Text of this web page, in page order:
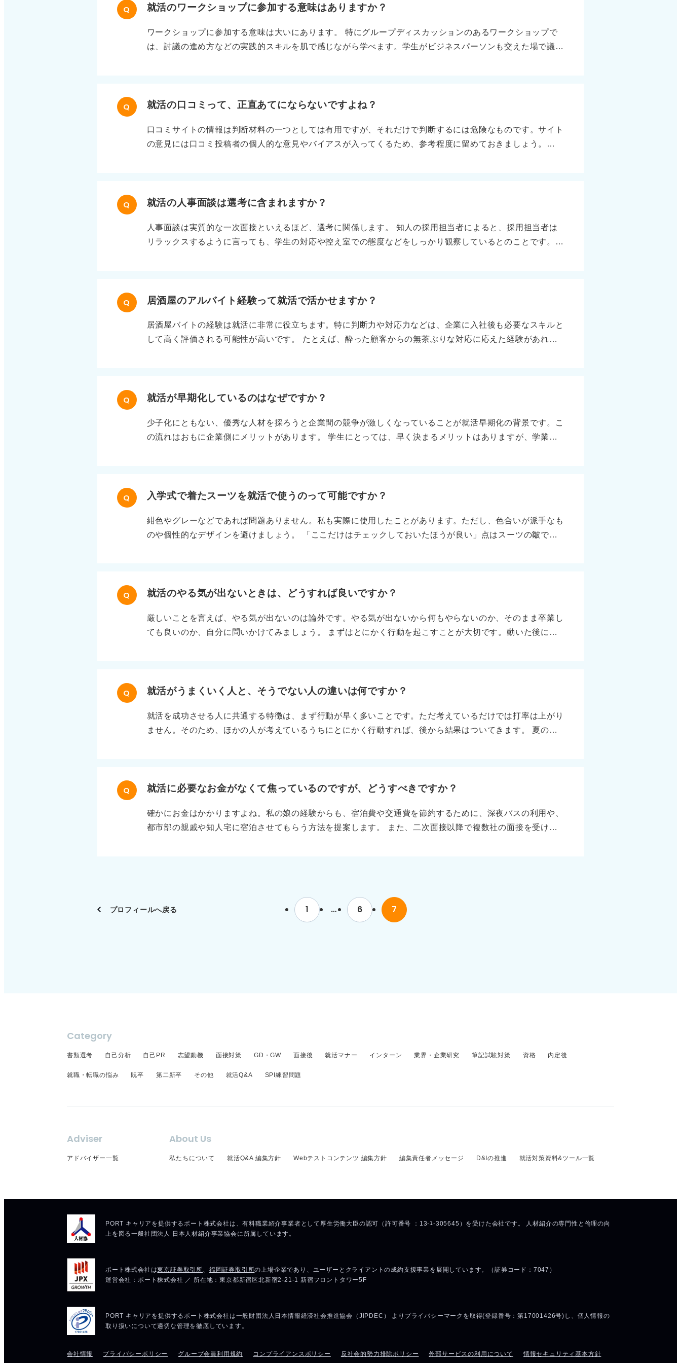
Q 就活のワークショップに参加する意味はありますか？
ワークショップに参加する意味は大いにあります。 特にグループディスカッションのあるワークショップで
は、討議の進め方などの実践的スキルを肌で感じながら学べます。学生がビジネスパーソンも交えた場で議論
出る前の早い段階で行くことをおすすめします。
Q 就活の口コミって、正直あてにならないですよね？
口コミサイトの情報は判断材料の一つとしては有用ですが、それだけで判断するには危険なものです。サイト
の意見には口コミ投稿者の個人的な意見やバイアスが入ってくるため、参考程度に留めておきましょう。
ておくことも検討してみてください。 あるいは、企業の過去のニュースを調べることも有効です。噂ではな
は、企業を詳細に調査するきっかけになるかもしれません。 口コミがあてにならないとまでは言い切れませ
んが、内容に一喜一憂せず、OB・OG訪問などを活用してより信頼できる声を集め、自分で判断することが大
Q 就活の人事面談は選考に含まれますか？
人事面談は実質的な一次面接といえるほど、選考に関係します。 知人の採用担当者によると、採用担当者は
リラックスするように言っても、学生の対応や控え室での態度などをしっかり観察しているとのことです。だ
たとしても、採用担当者のなかにあなたの印象は残るものです。常に面接だという意識を持って臨みましょ
Q 居酒屋のアルバイト経験って就活で活かせますか？
居酒屋バイトの経験は就活に非常に役立ちます。特に判断力や対応力などは、企業に入社後も必要なスキルと
して高く評価される可能性が高いです。 たとえば、酔った顧客からの無茶ぶりな対応に応えた経験があれ
に対応しました」というストーリーを語ると、説得力を持って伝えられます。採用担当者としても、そのよう
Q 就活が早期化しているのはなぜですか？
少子化にともない、優秀な人材を採ろうと企業間の競争が激しくなっていることが就活早期化の背景です。こ
の流れはおもに企業側にメリットがあります。 学生にとっては、早く決まるメリットはありますが、学業を
要です。この流れであれば、3年生の夏休みにインターンに参加できます。 質問者さんは3年生のため、もし
が重要です。
Q 入学式で着たスーツを就活で使うのって可能ですか？
紺色やグレーなどであれば問題ありません。私も実際に使用したことがあります。ただし、色合いが派手なも
のや個性的なデザインを避けましょう。 「ここだけはチェックしておいたほうが良い」点はスーツの皺で
記のように、最低限のルールさえ守っていれば、入学時のスーツを就活で使用してもまったく問題ありませ
Q 就活のやる気が出ないときは、どうすれば良いですか？
厳しいことを言えば、やる気が出ないのは論外です。やる気が出ないから何もやらないのか、そのまま卒業し
ても良いのか、自分に問いかけてみましょう。 まずはとにかく行動を起こすことが大切です。動いた後に自
う。まずは5分でも10分でもいいので、「この時間は就活に使う」と決めてください。心理的負担が減って取
が下がります。自分のやりたいことはなかなか出てきませんが、やりたくないことは意外と明確なものです。
やりたくないことをはっきりさせた後に、「これをやらなくて良い仕事は何があるか」と探してみましょう。
Q 就活がうまくいく人と、そうでない人の違いは何ですか？
就活を成功させる人に共通する特徴は、まず行動が早く多いことです。ただ考えているだけでは打率は上がり
ません。そのため、ほかの人が考えているうちにとにかく行動すれば、後から結果はついてきます。 夏のイ
「何ができるか」「逆に何ができないか」を知っている人は強いです。 自己分析の強化として、友人や就職
面接をする面接官には見破られます。自分の本心を自分の言葉で語るほうが面接官に響くものです。 最後
に、柔軟性があることとと切り替えが早いことも大切です。不採用でも落ち込みすぎず、「じゃあ次に行こ
Q 就活に必要なお金がなくて焦っているのですが、どうすべきですか？
確かにお金はかかりますよね。私の娘の経験からも、宿泊費や交通費を節約するために、深夜バスの利用や、
都市部の親戚や知人宅に宿泊させてもらう方法を提案します。 また、二次面接以降で複数社の面接を受ける
ださい。最後まで踏みとどまって頑張ってほしいです。 ちなみに、質問者さんの場合は当てはまりません
が、都市部から地方（地元）への面接に行くケースでは、地方自治体からの交通費補助がある場合もありま
1 … 6 7
プロフィールへ戻る
Category
書類選考 自己分析 自己PR 志望動機 面接対策 GD・GW 面接後 就活マナー インターン 業界・企業研究 筆記試験対策 資格 内定後
就職・転職の悩み 既卒 第二新卒 その他 就活Q&A SPI練習問題
Adviser
アドバイザー一覧
About Us
私たちについて 就活Q&A 編集方針 Webテストコンテンツ 編集方針 編集責任者メッセージ D&Iの推進 就活対策資料&ツール一覧
会社情報 プライバシーポリシー グループ会員利用規約 コンプライアンスポリシー 反社会的勢力排除ポリシー 外部サービスの利用について
情報セキュリティ基本方針